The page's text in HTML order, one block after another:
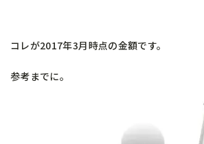
コレが2017年3月時点の金額です。
参考までに。